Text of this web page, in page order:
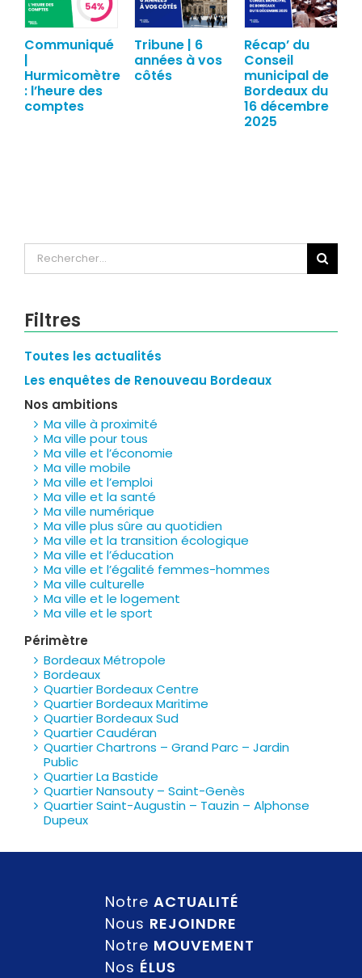
Communiqué
|
Hurmicomètre
: l’heure des
comptes
Tribune | 6
années à vos
côtés
Récap’ du
Conseil
municipal de
Bordeaux du
16 décembre
2025
Rechercher:
Filtres
Toutes les actualités
Les enquêtes de Renouveau Bordeaux
Nos ambitions
Ma ville à proximité
Ma ville pour tous
Ma ville et l’économie
Ma ville mobile
Ma ville et l’emploi
Ma ville et la santé
Ma ville numérique
Ma ville plus sûre au quotidien
Ma ville et la transition écologique
Ma ville et l’éducation
Ma ville et l’égalité femmes-hommes
Ma ville culturelle
Ma ville et le logement
Ma ville et le sport
Périmètre
Bordeaux Métropole
Bordeaux
Quartier Bordeaux Centre
Quartier Bordeaux Maritime
Quartier Bordeaux Sud
Quartier Caudéran
Quartier Chartrons – Grand Parc – Jardin
Public
Quartier La Bastide
Quartier Nansouty – Saint-Genès
Quartier Saint-Augustin – Tauzin – Alphonse
Dupeux
Notre ACTUALITÉ
Nous REJOINDRE
Notre MOUVEMENT
Nos ÉLUS